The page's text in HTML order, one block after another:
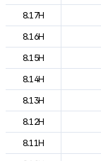
8.17H
8.16H
8.15H
8.14H
8.13H
8.12H
8.11H